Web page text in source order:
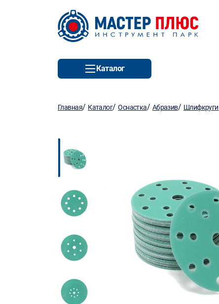
Каталог
Главная/ Каталог/Оснастка/ Абразив/ Шлифкруги